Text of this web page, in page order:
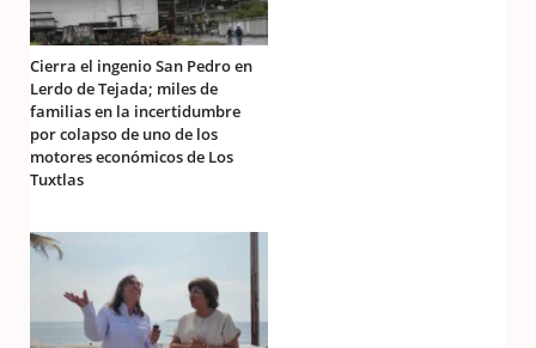
Cierra el ingenio San Pedro en
Lerdo de Tejada; miles de
familias en la incertidumbre
por colapso de uno de los
motores económicos de Los
Tuxtlas